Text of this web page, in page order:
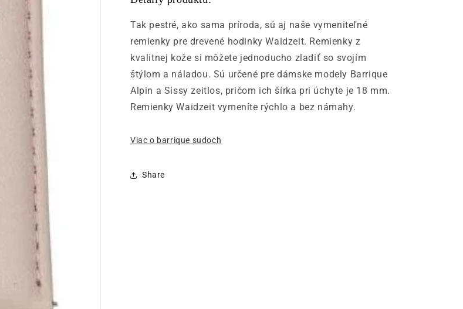
Tak pestré, ako sama príroda, sú aj naše vymeniteľné
remienky pre drevené hodinky Waidzeit. Remienky z
kvalitnej kože si môžete jednoducho zladiť so svojím
štýlom a náladou. Sú určené pre dámske modely Barrique
Alpin a Sissy zeitlos, pričom ich šírka pri úchyte je 18 mm.
Remienky Waidzeit vymeníte rýchlo a bez námahy.
Viac o barrique sudoch
Share